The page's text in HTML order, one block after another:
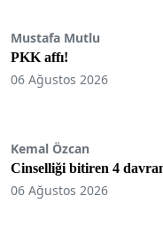
Mustafa Mutlu
PKK affı!
06 Ağustos 2026
Kemal Özcan
Cinselliği bitiren 4
06 Ağustos 2026